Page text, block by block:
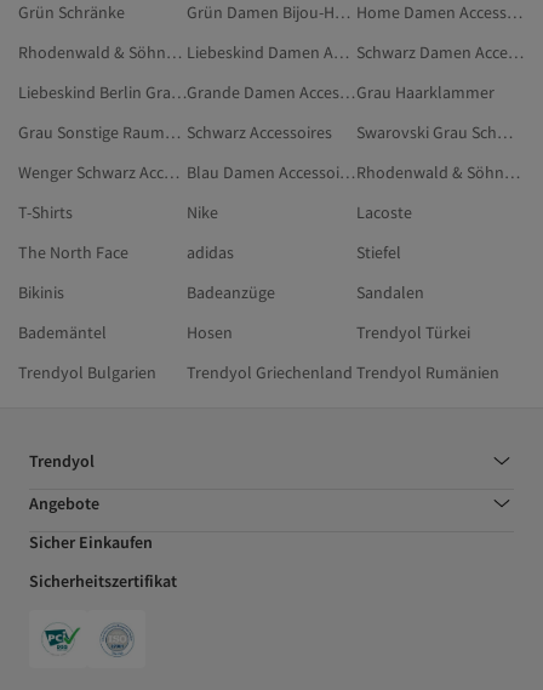
Grün Schränke
Grün Damen Bijou-Halsketten
Home Damen Accessoires
Rhodenwald & Söhne Grau Accessoires
Liebeskind Damen Accessoires
Schwarz Damen Accessoires
Liebeskind Berlin Grau Accessoires
Grande Damen AccessoiresGrau Haarklammer
Grau Sonstige Raumaccessoires Schwarz Accessoires
Swarovski Grau Schmuck
Wenger Schwarz Accessoires
Blau Damen Accessoires
Rhodenwald & Söhne Damen Accessoires
T-Shirts
Nike
Lacoste
The North Face
adidas
Stiefel
Bikinis
Badeanzüge
Sandalen
Bademäntel
Hosen
Trendyol Türkei
Trendyol Bulgarien
Trendyol Griechenland Trendyol Rumänien
Trendyol
Angebote
Sicher Einkaufen
Sicherheitszertifikat